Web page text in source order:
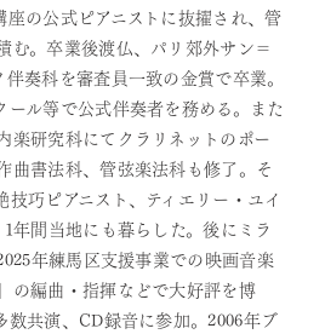
座の公式ピアニストに抜擢され、管
む。卒業後渡仏、パリ郊外サン＝
奏科を審査員一致の金賞で卒業。
ール等で公式伴奏者を務める。また
楽研究科にてクラリネットのポー
曲書法科、管弦楽法科も修了。そ
巧ピアニスト、ティエリー・ユイ
年間当地にも暮らした。後にミラ
年練馬区支援事業での映画音楽
の編曲・指揮などで大好評を博
数共演、CD録音に参加。2006年ブ